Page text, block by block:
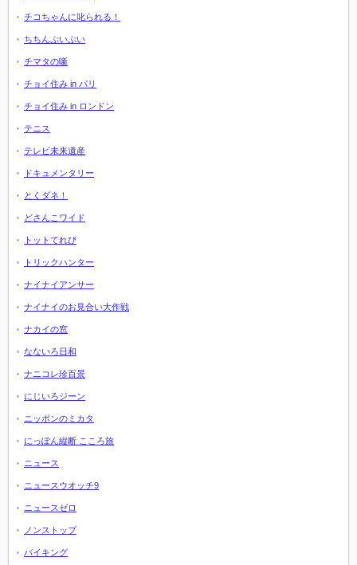
チコちゃんに叱られる！
ちちんぷいぷい
チマタの噺
チョイ住み in パリ
チョイ住み in ロンドン
テニス
テレビ未来遺産
ドキュメンタリー
とくダネ！
どさんこワイド
トットてれび
トリックハンター
ナイナイアンサー
ナイナイのお見合い大作戦
ナカイの窓
なないろ日和
ナニコレ珍百景
にじいろジーン
ニッポンのミカタ
にっぽん縦断 こころ旅
ニュース
ニュースウオッチ9
ニュースゼロ
ノンストップ
バイキング